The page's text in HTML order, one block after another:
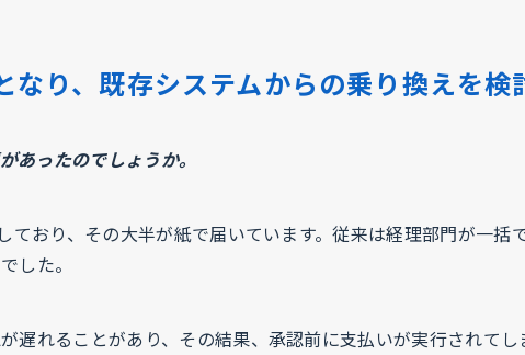
なり、既存システムからの乗り換えを検
ったのでしょうか。
ており、その大半が紙で届いています。従来は経理部門が一括
した。
遅れることがあり、その結果、承認前に支払いが実行されてし